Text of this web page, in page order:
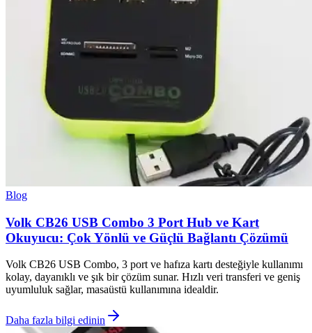
Blog
Volk CB26 USB Combo 3 Port Hub ve Kart
Okuyucu: Çok Yönlü ve Güçlü Bağlantı Çözümü
Volk CB26 USB Combo, 3 port ve hafıza kartı desteğiyle kullanımı
kolay, dayanıklı ve şık bir çözüm sunar. Hızlı veri transferi ve geniş
uyumluluk sağlar, masaüstü kullanımına idealdir.
Daha fazla bilgi edinin